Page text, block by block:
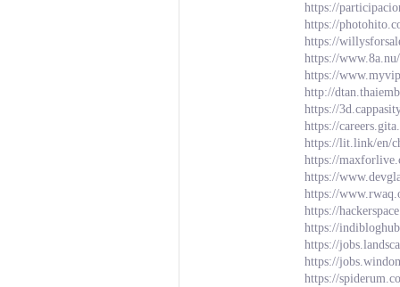
https://
https://
https://
https://
https://
http://
https://
https://
https://lit.link/en/
https://
https://
https://
https://
https://
https://
https://
https://